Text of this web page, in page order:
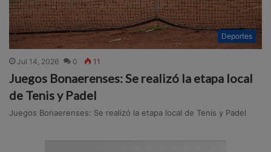
Deportes
Jul 14, 2026 0 11
Juegos Bonaerenses: Se realizó la etapa local
de Tenis y Padel
Juegos Bonaerenses: Se realizó la etapa local de Tenis y Padel